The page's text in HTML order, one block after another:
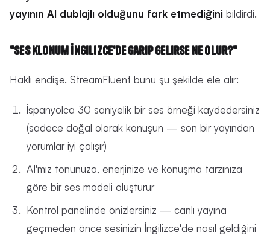
yayının AI dublajlı olduğunu fark etmediğini bildirdi.
"Ses klonum İngilizce'de garip gelirse ne olur?"
Haklı endişe. StreamFluent bunu şu şekilde ele alır:
İspanyolca 30 saniyelik bir ses örneği kaydedersiniz
(sadece doğal olarak konuşun — son bir yayından
yorumlar iyi çalışır)
AI'mız tonunuza, enerjinize ve konuşma tarzınıza
göre bir ses modeli oluşturur
Kontrol panelinde önizlersiniz — canlı yayına
geçmeden önce sesinizin İngilizce'de nasıl geldiğini